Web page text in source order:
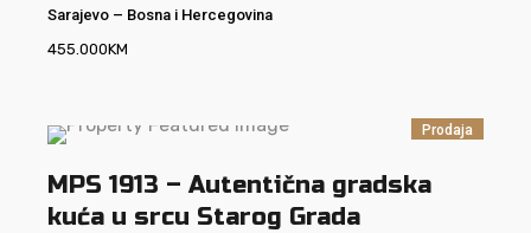
Sarajevo – Bosna i Hercegovina
455.000KM
Prodaja
MPS 1913 – Autentična gradska
kuća u srcu Starog Grada